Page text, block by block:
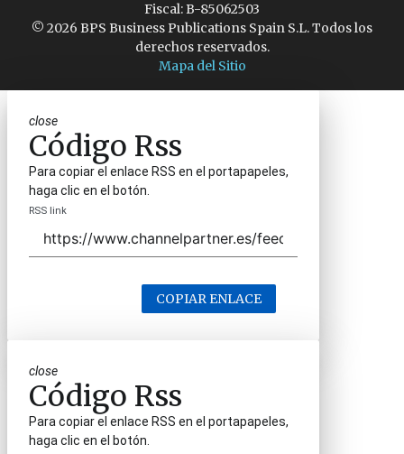
Fiscal: B-85062503
© 2026 BPS Business Publications Spain S.L. Todos los
derechos reservados.
Mapa del Sitio
close
Código Rss
Para copiar el enlace RSS en el portapapeles,
haga clic en el botón.
RSS link
COPIAR ENLACE
close
Código Rss
Para copiar el enlace RSS en el portapapeles,
haga clic en el botón.